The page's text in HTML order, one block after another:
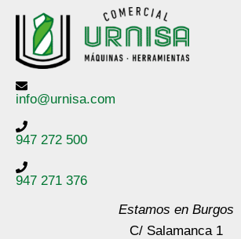
info@urnisa.com
947 272 500
947 271 376
Estamos en Burgos
C/ Salamanca 1